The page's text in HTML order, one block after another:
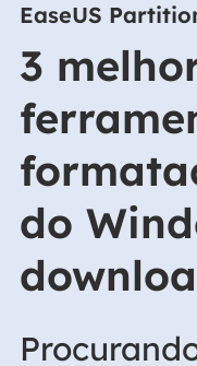
EaseUS
3
do